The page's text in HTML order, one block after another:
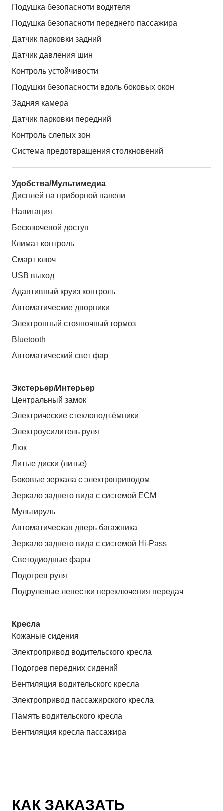
Подушка безопасноти водителя
Подушка безопасноти переднего пассажира
Датчик парковки задний
Датчик давления шин
Контроль устойчивости
Подушки безопасности вдоль боковых окон
Задняя камера
Датчик парковки передний
Контроль слепых зон
Система предотвращения столкновений
Удобства/Мультимедиа
Дисплей на приборной панели
Навигация
Бесключевой доступ
Климат контроль
Смарт ключ
USB выход
Адаптивный круиз контроль
Автоматические дворники
Электронный стояночный тормоз
Bluetooth
Автоматический свет фар
Экстерьер/Интерьер
Центральный замок
Электрические стеклоподъёмники
Электроусилитель руля
Люк
Литые диски (литье)
Боковые зеркала с электроприводом
Зеркало заднего вида с системой ЕСМ
Мультируль
Автоматическая дверь багажника
Зеркало заднего вида с системой Hi-Pass
Светодиодные фары
Подогрев руля
Подрулевые лепестки переключения передач
Кресла
Кожаные сидения
Электропривод водительского кресла
Подогрев передних сидений
Вентиляция водительского кресла
Электропривод пассажирского кресла
Память водительского кресла
Вентиляция кресла пассажира
КАК ЗАКАЗАТЬ